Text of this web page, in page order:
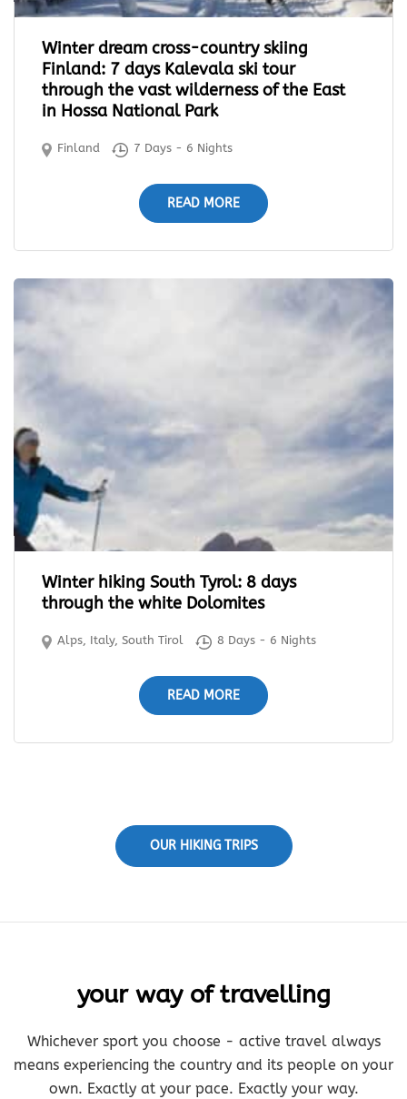
Winter dream cross-country skiing
Finland: 7 days Kalevala ski tour
through the vast wilderness of the East
in Hossa National Park
Finland 7 Days - 6 Nights
READ MORE
Winter hiking South Tyrol: 8 days
through the white Dolomites
Alps, Italy,South Tirol 8 Days - 6 Nights
READ MORE
OUR HIKING TRIPS
your way of travelling
Whichever sport you choose - active travel always
means experiencing the country and its people on your
own. Exactly at your pace. Exactly your way.